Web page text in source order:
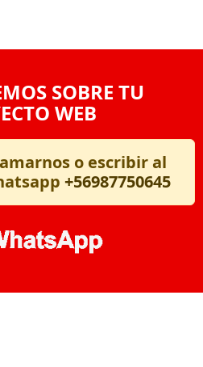
SOBRE TU
WEB
o escribir al
+56987750645